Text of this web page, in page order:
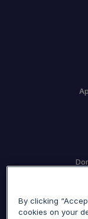
By clicking
cookies on your